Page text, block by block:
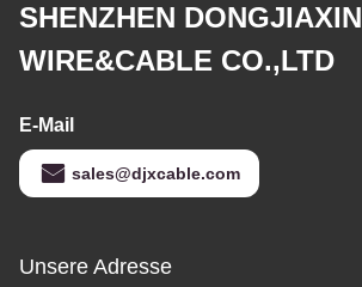
SHENZHEN DONGJIAXIN
WIRE&CABLE CO.,LTD
E-Mail
sales@djxcable.com
Unsere Adresse